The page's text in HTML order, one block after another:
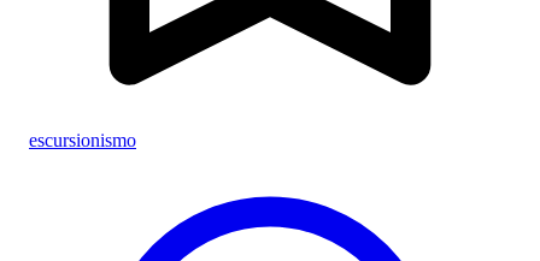
escursionismo